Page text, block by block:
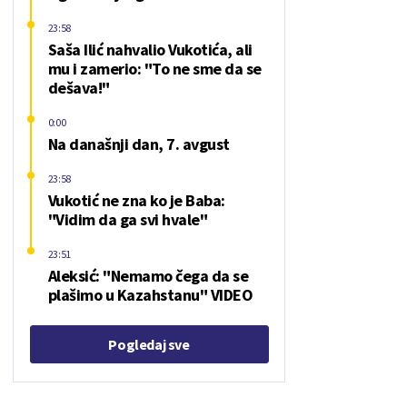
Saša Ilić nahvalio Vukotića, ali
mu i zamerio: "To ne sme da se
dešava!"
23:58
Na današnji dan, 7. avgust
0:00
Vukotić ne zna ko je Baba:
"Vidim da ga svi hvale"
23:58
Aleksić: "Nemamo čega da se
plašimo u Kazahstanu" VIDEO
23:51
Pogledaj sve